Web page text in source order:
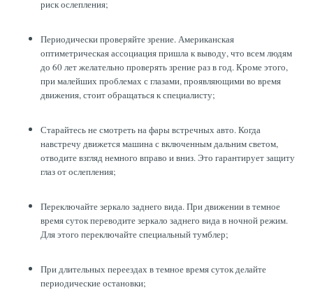
риск ослепления;
Периодически проверяйте зрение. Американская
оптиметрическая ассоциация пришла к выводу, что всем людям
до 60 лет желательно проверять зрение раз в год. Кроме этого,
при малейших проблемах с глазами, проявляющими во время
движения, стоит обращаться к специалисту;
Старайтесь не смотреть на фары встречных авто. Когда
навстречу движется машина с включенным дальним светом,
отводите взгляд немного вправо и вниз. Это гарантирует защиту
глаз от ослепления;
Переключайте зеркало заднего вида. При движении в темное
время суток переводите зеркало заднего вида в ночной режим.
Для этого переключайте специальный тумблер;
При длительных переездах в темное время суток делайте
периодические остановки;